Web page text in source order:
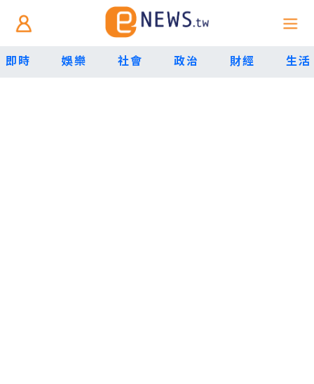
即時 娛樂 社會 政治 財經 生活